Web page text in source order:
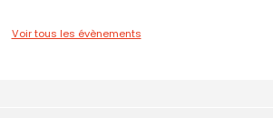
Voir tous les évènements